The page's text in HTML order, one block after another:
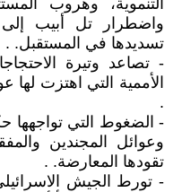
التنموية، وهروب
واضطرار تل أبيب إلى
تسديدها في المستقبل. .
- تصاعد وتيرة
الأممية التي اهتزت لها
.
- الضغوط التي تواجهها
وعوائل المجندين
تقودها المعارضة. .
- تورط الجيش